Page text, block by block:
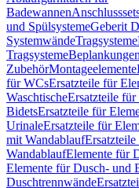
Badewannen
und SpülsystemeGeberit
SystemwändeTragsysteme
TragsystemeBeplankungen
ZubehörMontageelemente
für WCsErsatzteile für
WaschtischeErsatzteile für
BidetsErsatzteile für
UrinaleErsatzteile für
mit Wandablauf
WandablaufElemente für
Elemente für Dusch- und
Duschtrennwände